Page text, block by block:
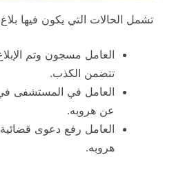
تشمل الحالات التي يكون فيها
العامل مسجون وتم
تتضمن الكذب.
العامل في المستشفى في
عن هروبه.
العامل رفع دعوى
هروبه.